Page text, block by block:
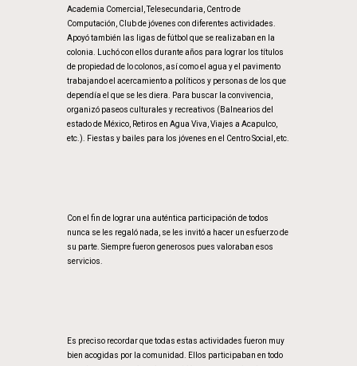
Academia Comercial, Telesecundaria, Centro de
Computación, Club de jóvenes con diferentes actividades.
Apoyó también las ligas de fútbol que se realizaban en la
colonia. Luchó con ellos durante años para lograr los títulos
de propiedad de lo colonos, así como el agua y el pavimento
trabajando el acercamiento a políticos y personas de los que
dependía el que se les diera. Para buscar la convivencia,
organizó paseos culturales y recreativos (Balnearios del
estado de México, Retiros en Agua Viva, Viajes a Acapulco,
etc.). Fiestas y bailes para los jóvenes en el Centro Social, etc.
Con el fin de lograr una auténtica participación de todos
nunca se les regaló nada, se les invitó a hacer un esfuerzo de
su parte. Siempre fueron generosos pues valoraban esos
servicios.
Es preciso recordar que todas estas actividades fueron muy
bien acogidas por la comunidad. Ellos participaban en todo